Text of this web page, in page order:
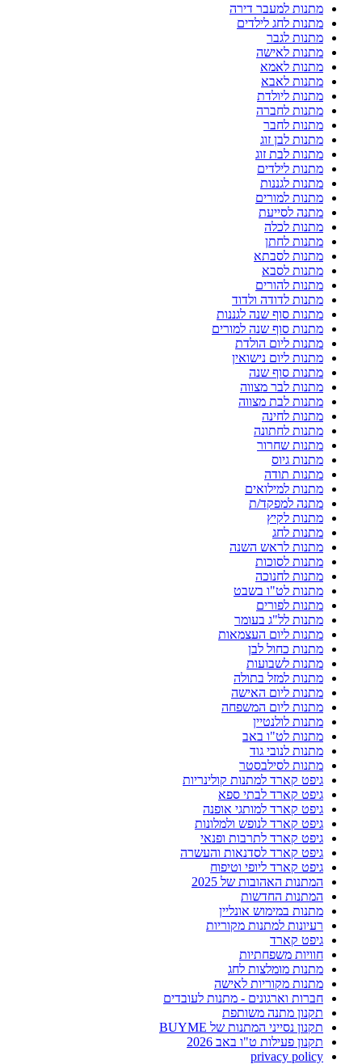
מתנות למעבר דירה
מתנות לחג לילדים
מתנות לגבר
מתנות לאישה
מתנות לאמא
מתנות לאבא
מתנות ליולדת
מתנות לחברה
מתנות לחבר
מתנות לבן זוג
מתנות לבת זוג
מתנות לילדים
מתנות לגננות
מתנות למורים
מתנה לסייעת
מתנות לכלה
מתנות לחתן
מתנות לסבתא
מתנות לסבא
מתנות להורים
מתנות לדודה ולדוד
מתנות סוף שנה לגננות
מתנות סוף שנה למורים
מתנות ליום הולדת
מתנות ליום נישואין
מתנות סוף שנה
מתנות לבר מצווה
מתנות לבת מצווה
מתנות לחינה
מתנות לחתונה
מתנות שחרור
מתנות גיוס
מתנות תודה
מתנות למילואים
מתנה למפקד/ת
מתנות לקיץ
מתנות לחג
מתנות לראש השנה
מתנות לסוכות
מתנות לחנוכה
מתנות לט"ו בשבט
מתנות לפורים
מתנות לל"ג בעומר
מתנות ליום העצמאות
מתנות כחול לבן
מתנות לשבועות
מתנות למזל בתולה
מתנות ליום האישה
מתנות ליום המשפחה
מתנות לולנטיין
מתנות לט"ו באב
מתנות לנובי גוד
מתנות לסילבסטר
גיפט קארד למתנות קולינריות
גיפט קארד לבתי ספא
גיפט קארד למותגי אופנה
גיפט קארד לנופש ולמלונות
גיפט קארד לתרבות ופנאי
גיפט קארד לסדנאות והעשרה
גיפט קארד ליופי וטיפוח
המתנות האהובות של 2025
המתנות החדשות
מתנות במימוש אונליין
רעיונות למתנות מקוריות
גיפט קארד
חוויות משפחתיות
מתנות מומלצות לחג
מתנות מקוריות לאישה
חברות וארגונים - מתנות לעובדים
תקנון מתנה משותפת
תקנון נסייני המתנות של BUYME
תקנון פעילות ט"ו באב 2026
privacy policy